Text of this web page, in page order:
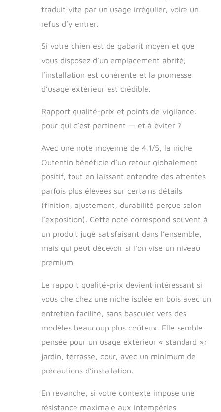
traduit vite par un usage irrégulier, voire un
refus d’y entrer.
Si votre chien est de gabarit moyen et que
vous disposez d’un emplacement abrité,
l’installation est cohérente et la promesse
d’usage extérieur est crédible.
Rapport qualité-prix et points de vigilance:
pour qui c’est pertinent — et à éviter ?
Avec une note moyenne de 4,1/5, la niche
Outentin bénéficie d’un retour globalement
positif, tout en laissant entendre des attentes
parfois plus élevées sur certains détails
(finition, ajustement, durabilité perçue selon
l’exposition). Cette note correspond souvent à
un produit jugé satisfaisant dans l’ensemble,
mais qui peut décevoir si l’on vise un niveau
premium.
Le rapport qualité-prix devient intéressant si
vous cherchez une niche isolée en bois avec un
entretien facilité, sans basculer vers des
modèles beaucoup plus coûteux. Elle semble
pensée pour un usage extérieur « standard »:
jardin, terrasse, cour, avec un minimum de
précautions d’installation.
En revanche, si votre contexte impose une
résistance maximale aux intempéries